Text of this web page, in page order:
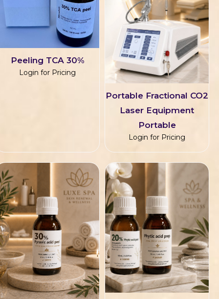
Peeling TCA 30%
Login for Pricing
Portable Fractional CO2
Laser Equipment
Portable
Login for Pricing